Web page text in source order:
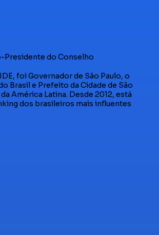
Presidente do Conselho
foi Governador de São Paulo, o
Brasil e Prefeito da Cidade de São
América Latina. Desde 2012, está
dos brasileiros mais influentes